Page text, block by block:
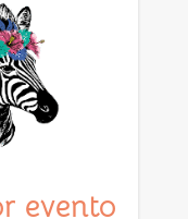
evento